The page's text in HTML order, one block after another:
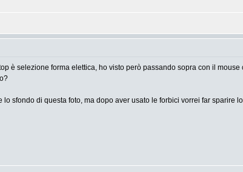
è selezione forma elettica, ho visto però passando sopra con il
sfondo di questa foto, ma dopo aver usato le forbici vorrei far sparire